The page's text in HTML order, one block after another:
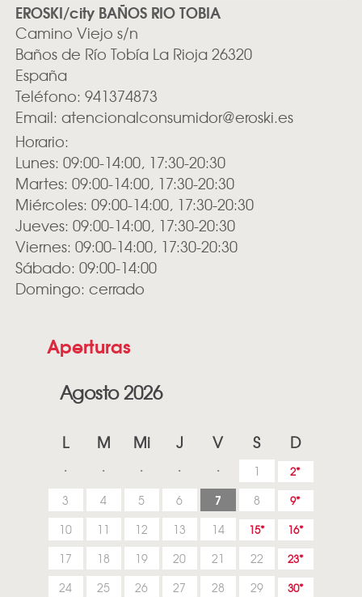
EROSKI/city BAÑOS RIO TOBIA
Camino Viejo s/n
Baños de Río Tobía La Rioja 26320
España
Teléfono: 941374873
Email: atencionalconsumidor@eroski.es
Horario:
Lunes: 09:00-14:00, 17:30-20:30
Martes: 09:00-14:00, 17:30-20:30
Miércoles: 09:00-14:00, 17:30-20:30
Jueves: 09:00-14:00, 17:30-20:30
Viernes: 09:00-14:00, 17:30-20:30
Sábado: 09:00-14:00
Domingo: cerrado
Aperturas
Agosto 2026
L M Mi J V S D
1 2
3 4 5 6 7 8 9
10 11 12 13 14 15 16
17 18 19 20 21 22 23
24 25 26 27 28 29 30